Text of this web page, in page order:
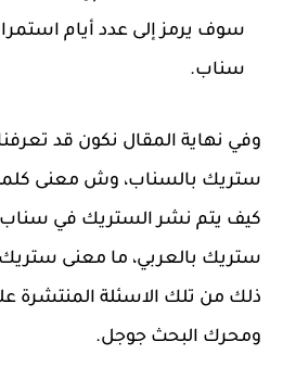
سوف يرمز إلى عدد أيام
سناب.
وفي نهاية المقال نكون قد
ستريك بالسناب، وش معنى كلمة
كيف يتم نشر الستريك في
ستريك بالعربي، ما معنى ستريك
ذلك من تلك الاسئلة المنتشرة
ومحرك البحث جوجل.